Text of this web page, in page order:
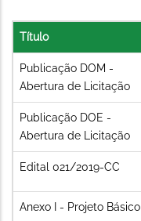
Título
Publicação DOM -
Abertura de Licitação
Publicação DOE -
Abertura de Licitação
Edital 021/2019-CC
Anexo I - Projeto Básico